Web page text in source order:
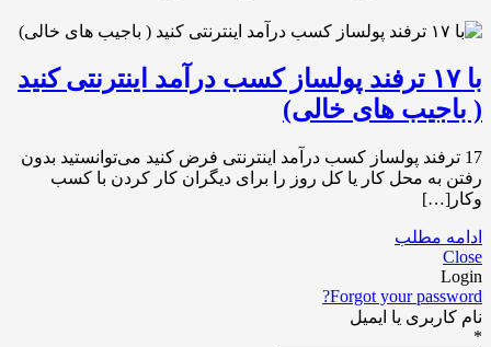
با ۱۷ ترفند پولساز کسب درآمد اینترنتی کنید
( باجیب های خالی)
17 ترفند پولساز کسب درآمد اینترنتی فرض کنید می‌توانستید بدون
رفتن به محل کار یا کل روز را برای دیگران کار کردن با کسب
وکار[…]
ادامه مطلب
Close
Login
Forgot your password?
نام کاربری یا ایمیل
*